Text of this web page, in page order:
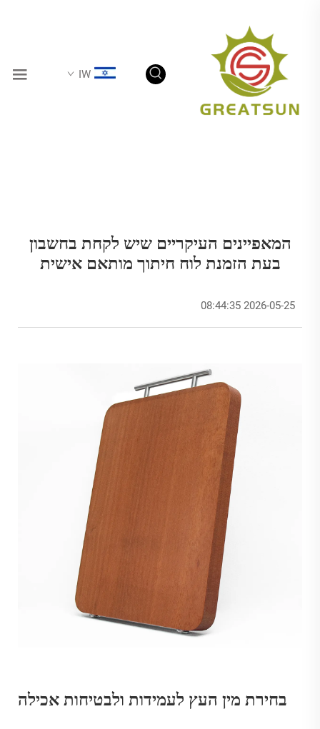
IW
המאפיינים העיקריים שיש לקחת בחשבון
בעת הזמנת לוח חיתוך מותאם אישית
2026-05-25 08:44:35
בחירת מין העץ לעמידות ולבטיחות אכילה